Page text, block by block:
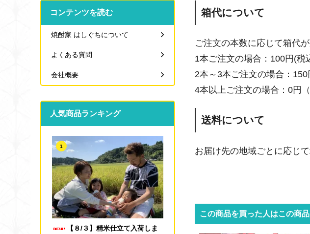
箱代について
ご注文の本数に応じて箱代が
1本ご注文の場合：100円(税
2本～3本ご注文の場合：150
4本以上ご注文の場合：0円
送料について
お届け先の地域ごとに応じ
この商品を買った人はこの商
コンテンツを読む
焼酎家 はしぐちについて
よくある質問
会社概要
人気商品ランキング
1
【８/３】精米仕立て入荷しま